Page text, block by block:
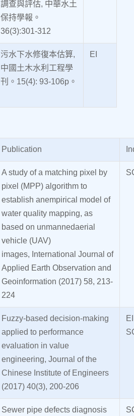
調查與評估, 中華水土
保持學報。
36(3):301-312
污水下水修復本估算,
中國土木水利工程學
刊。15(4): 93-106p。
EI
Publication
A study of a matching pixel by
pixel (MPP) algorithm to
establish anempirical model of
water quality mapping, as
based on unmannedaerial
vehicle (UAV)
images, International Journal of
Applied Earth Observation and
Geoinformation (2017) 58, 213-
224
Fuzzy-based decision-making
applied to performance
evaluation in value
engineering, Journal of the
Chinese Institute of Engineers
(2017) 40(3), 200-206
Sewer pipe defects diagnosis